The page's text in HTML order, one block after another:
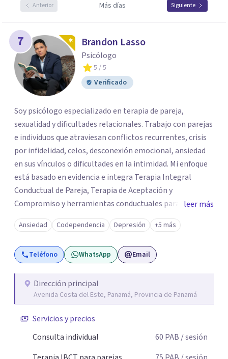
Anterior Más días Siguiente
7 Brandon Lasso
Psicólogo
5 / 5
Verificado
Soy psicólogo especializado en terapia de pareja,
sexualidad y dificultades relacionales. Trabajo con parejas
e individuos que atraviesan conflictos recurrentes, crisis
por infidelidad, celos, desconexión emocional, ansiedad
en sus vínculos o dificultades en la intimidad. Mi enfoque
está basado en evidencia e integra Terapia Integral
Conductual de Pareja, Terapia de Aceptación y
Compromiso y herramientas conductuales para
comprender qué mantiene el problema y cómo generar
cambios concretos. En terapia no nos quedamos
únicamente en hablar de lo que ocurre. Analizamos los
patrones que se repiten, las reacciones que aumentan el
relación y las conductas que pueden ayudarte a construir
una vida afectiva y sexual más satisfactoria. Mi objetivo es
resultados, donde puedas comprender mejor lo que
ocurre, tomar decisiones más coherentes con tus valores
leer más
Ansiedad Codependencia Depresión +5 más
Teléfono WhatsApp Email
Dirección principal
Avenida Costa del Este, Panamá, Provincia de Panamá
Servicios y precios
Consulta individual
60 PAB / sesión